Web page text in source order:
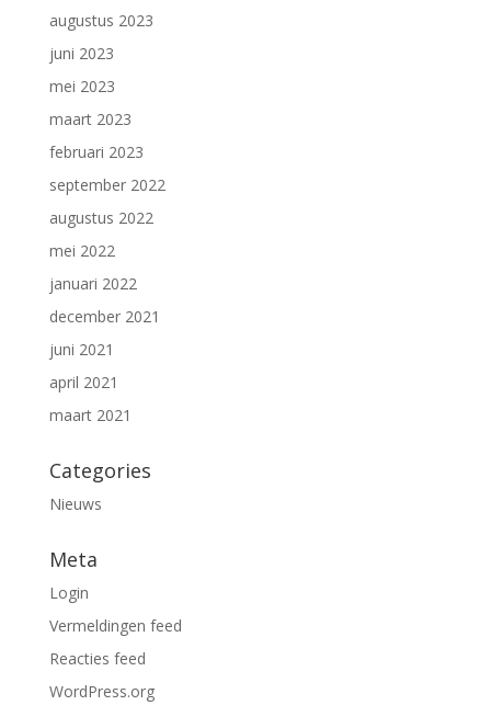
augustus 2023
juni 2023
mei 2023
maart 2023
februari 2023
september 2022
augustus 2022
mei 2022
januari 2022
december 2021
juni 2021
april 2021
maart 2021
Categories
Nieuws
Meta
Login
Vermeldingen feed
Reacties feed
WordPress.org